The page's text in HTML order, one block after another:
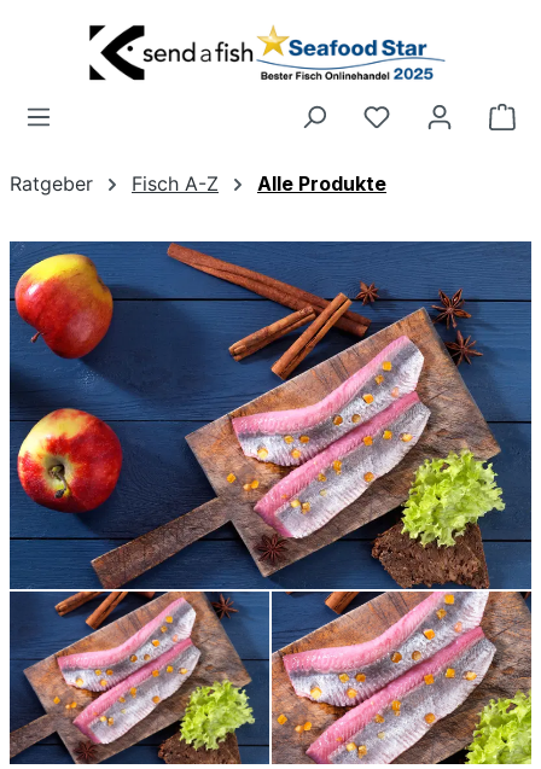
Zum Hauptinhalt springen
Ratgeber Fisch A-Z Alle Produkte